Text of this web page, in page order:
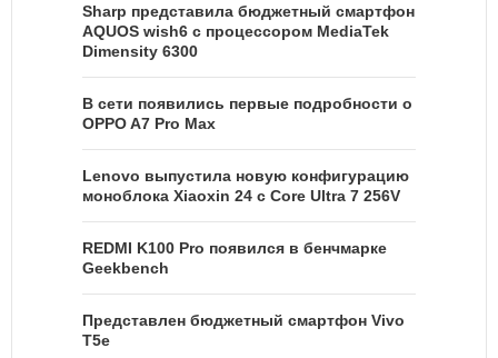
Sharp представила бюджетный смартфон
AQUOS wish6 с процессором MediaTek
Dimensity 6300
В сети появились первые подробности о
OPPO A7 Pro Max
Lenovo выпустила новую конфигурацию
моноблока Xiaoxin 24 с Core Ultra 7 256V
REDMI K100 Pro появился в бенчмарке
Geekbench
Представлен бюджетный смартфон Vivo
T5e